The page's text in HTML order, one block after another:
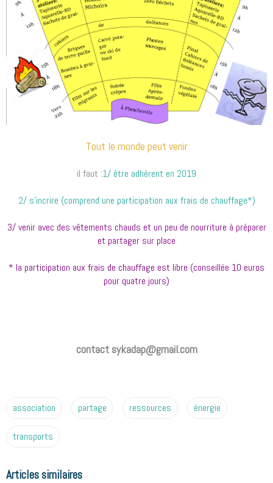
Tout le monde peut venir
il faut :1/ être adhérent en 2019
2/ s'incrire (comprend une participation aux frais de chauffage*)
3/ venir avec des vêtements chauds et un peu de nourriture à préparer
et partager sur place
* la participation aux frais de chauffage est libre (conseillée 10 euros
pour quatre jours)
contact sykadap@gmail.com
association partage ressources énergie
transports
Articles similaires